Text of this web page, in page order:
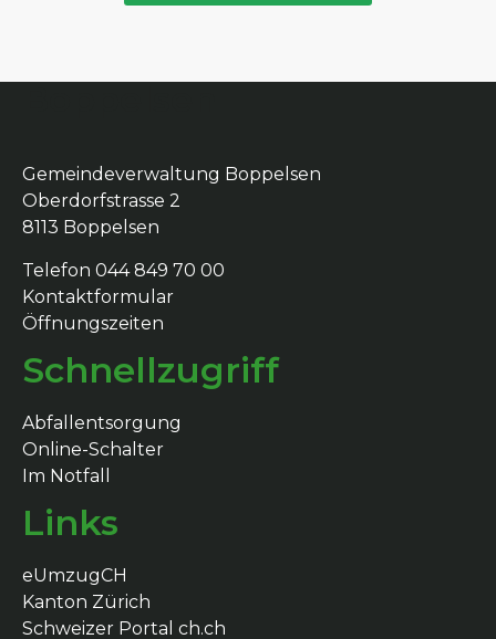
Gemeindeverwaltung Boppelsen
Oberdorfstrasse 2
8113 Boppelsen
Telefon 044 849 70 00
Kontaktformular
Öffnungszeiten
Schnellzugriff
Abfallentsorgung
Online-Schalter
Im Notfall
Links
eUmzugCH
Kanton Zürich
Schweizer Portal ch.ch